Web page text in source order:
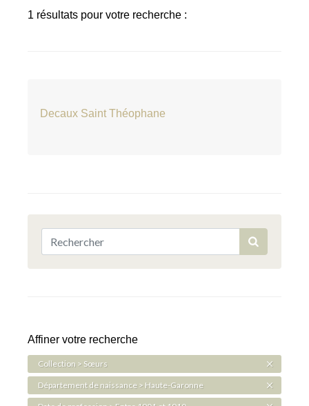
1 résultats pour votre recherche :
Decaux Saint Théophane
Affiner votre recherche
Collection > Sœurs
Département de naissance > Haute-Garonne